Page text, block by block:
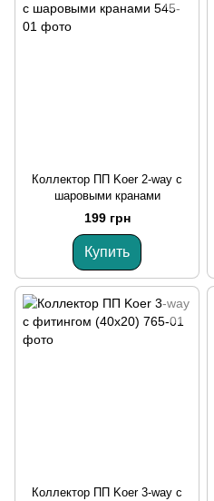
Коллектор ПП Koer 2-way с
шаровыми кранами
199 грн
Купить
Коллектор ПП Koer 3-way с